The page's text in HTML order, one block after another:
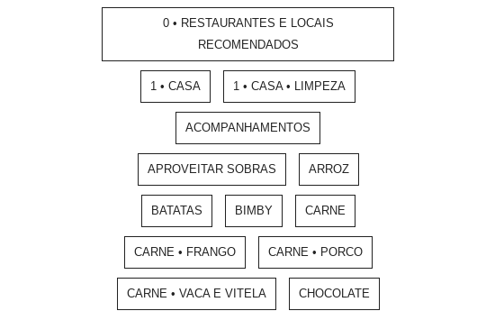
0 • RESTAURANTES E LOCAIS
RECOMENDADOS
1 • CASA 1 • CASA • LIMPEZA
ACOMPANHAMENTOS
APROVEITAR SOBRAS ARROZ
BATATAS BIMBY CARNE
CARNE • FRANGO CARNE • PORCO
CARNE • VACA E VITELA CHOCOLATE